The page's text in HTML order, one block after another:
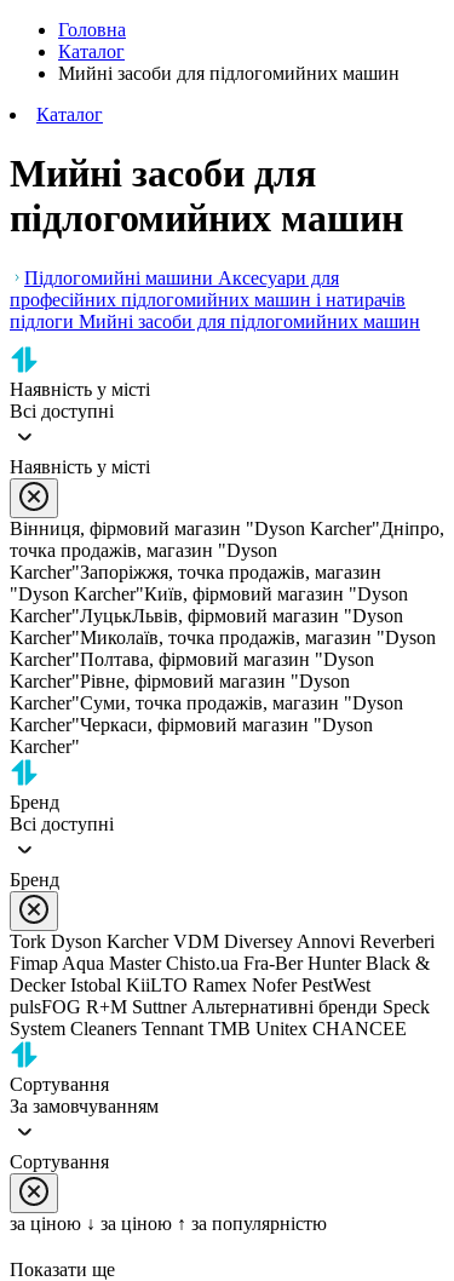
Головна
Каталог
Мийні засоби для підлогомийних машин
Каталог
Мийні засоби для
підлогомийних машин
Підлогомийні машини Аксесуари для
професійних підлогомийних машин і натирачів
підлоги Мийні засоби для підлогомийних машин
Наявність у місті
Всі доступні
Наявність у місті
Вінниця, фірмовий магазин "Dyson Karcher"Дніпро,
точка продажів, магазин "Dyson
Karcher"Запоріжжя, точка продажів, магазин
"Dyson Karcher"Київ, фірмовий магазин "Dyson
Karcher"ЛуцькЛьвів, фірмовий магазин "Dyson
Karcher"Миколаїв, точка продажів, магазин "Dyson
Karcher"Полтава, фірмовий магазин "Dyson
Karcher"Рівне, фірмовий магазин "Dyson
Karcher"Суми, точка продажів, магазин "Dyson
Karcher"Черкаси, фірмовий магазин "Dyson
Karcher"
Бренд
Всі доступні
Бренд
Tork Dyson Karcher VDM Diversey Annovi Reverberi
Fimap Aqua Master Chisto.ua Fra-Ber Hunter Black &
Decker Istobal KiiLTO Ramex Nofer PestWest
pulsFOG R+M Suttner Альтернативні бренди Speck
System Cleaners Tennant TMB Unitex CHANCEE
Сортування
За замовчуванням
Сортування
за цiною ↓ за цiною ↑ за популярністю
Показати ще